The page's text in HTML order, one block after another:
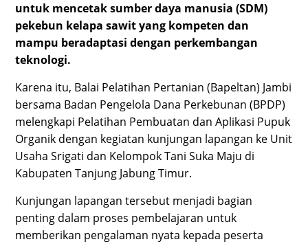
untuk mencetak sumber daya manusia (SDM)
pekebun kelapa sawit yang kompeten dan
mampu beradaptasi dengan perkembangan
teknologi.
Karena itu, Balai Pelatihan Pertanian (Bapeltan) Jambi
bersama Badan Pengelola Dana Perkebunan (BPDP)
melengkapi Pelatihan Pembuatan dan Aplikasi Pupuk
Organik dengan kegiatan kunjungan lapangan ke Unit
Usaha Srigati dan Kelompok Tani Suka Maju di
Kabupaten Tanjung Jabung Timur.
Kunjungan lapangan tersebut menjadi bagian
penting dalam proses pembelajaran untuk
memberikan pengalaman nyata kepada peserta